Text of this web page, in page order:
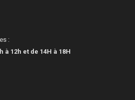
:
à 12h et de 14H à 18H